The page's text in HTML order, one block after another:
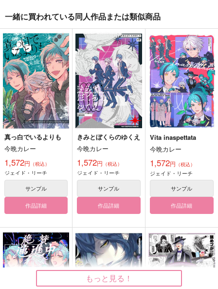
一緒に買われている同人作品または類似商品
真っ白でいるよりも
今晩カレー
1,572円 （税込）
ジェイド・リーチ
サンプル
作品詳細
きみとぼくらのゆくえ
今晩カレー
1,572円 （税込）
ジェイド・リーチ
サンプル
作品詳細
Vita inaspettata
今晩カレー
1,572円 （税込）
ジェイド・リーチ
サンプル
作品詳細
もっと見る！